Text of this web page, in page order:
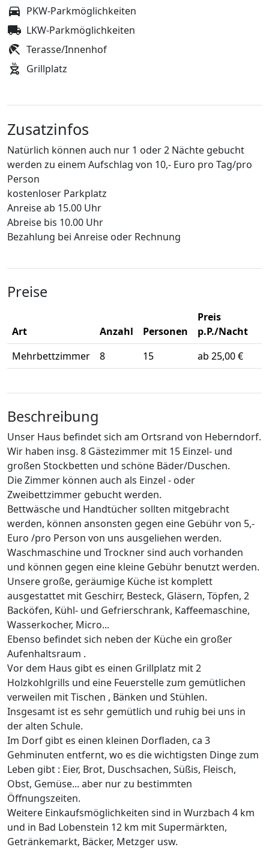
PKW-Parkmöglichkeiten
LKW-Parkmöglichkeiten
Terasse/Innenhof
Grillplatz
Zusatzinfos
Natürlich können auch nur 1 oder 2 Nächte gebucht
werden zu einem Aufschlag von 10,- Euro pro Tag/pro
Person
kostenloser Parkplatz
Anreise ab 15.00 Uhr
Abreise bis 10.00 Uhr
Bezahlung bei Anreise oder Rechnung
Preise
Art Anzahl Personen
Preis
p.P./Nacht
Mehrbettzimmer
8 15 ab 25,00 €
Beschreibung
Unser Haus befindet sich am Ortsrand von Heberndorf.
Wir haben insg. 8 Gästezimmer mit 15 Einzel- und
großen Stockbetten und schöne Bäder/Duschen.
Die Zimmer können auch als Einzel - oder
Zweibettzimmer gebucht werden.
Bettwäsche und Handtücher sollten mitgebracht
werden, können ansonsten gegen eine Gebühr von 5,-
Euro /pro Person von uns ausgeliehen werden.
Waschmaschine und Trockner sind auch vorhanden
und können gegen eine kleine Gebühr benutzt werden.
Unsere große, geräumige Küche ist komplett
ausgestattet mit Geschirr, Besteck, Gläsern, Töpfen, 2
Backöfen, Kühl- und Gefrierschrank, Kaffeemaschine,
Wasserkocher, Micro...
Ebenso befindet sich neben der Küche ein großer
Aufenhaltsraum .
Vor dem Haus gibt es einen Grillplatz mit 2
Holzkohlgrills und eine Feuerstelle zum gemütlichen
verweilen mit Tischen , Bänken und Stühlen.
Insgesamt ist es sehr gemütlich und ruhig bei uns in
der alten Schule.
Im Dorf gibt es einen kleinen Dorfladen, ca 3
Gehminuten entfernt, wo es die wichtigsten Dinge zum
Leben gibt : Eier, Brot, Duschsachen, Süßis, Fleisch,
Obst, Gemüse... aber nur zu bestimmten
Öffnungszeiten.
Weitere Einkaufsmöglichkeiten sind in Wurzbach 4 km
und in Bad Lobenstein 12 km mit Supermärkten,
Getränkemarkt, Bäcker, Metzger usw.